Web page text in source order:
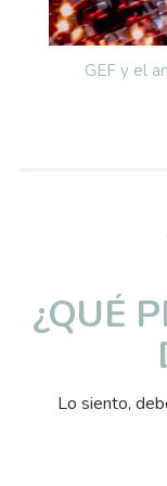
GEF y el
¿QUÉ
Lo siento,